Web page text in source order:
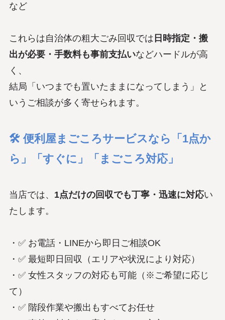
など
これらは自治体の粗大ごみ回収では 日時指定・搬
出が必要・手数料も事前支払いなどハードルが高
く、
結局「いつまでも置いたままになってしまう」と
いうご相談が多く寄せられます。
🛠 便利屋まごころサービスなら「1点か
ら」「すぐに」「まごころ対応」
当店では、 1点だけの回収でも丁寧・迅速に対応い
たします。
・✅ お電話・LINEから即日ご相談OK
・✅ 最短即日回収（エリアや状況により対応）
・✅ 女性スタッフの対応も可能（※ご希望に応じ
て）
・✅ 階段作業や搬出もすべてお任せ